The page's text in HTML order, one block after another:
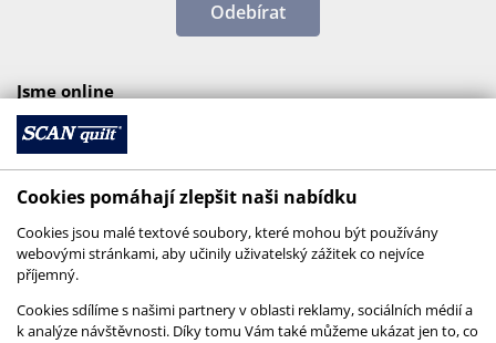
Odebírat
Jsme online
Cookies pomáhají zlepšit naši nabídku
Cookies jsou malé textové soubory, které mohou být používány
webovými stránkami, aby učinily uživatelský zážitek co nejvíce
příjemný.
Cookies sdílíme s našimi partnery v oblasti reklamy, sociálních médií a
k analýze návštěvnosti. Díky tomu Vám také můžeme ukázat jen to, co